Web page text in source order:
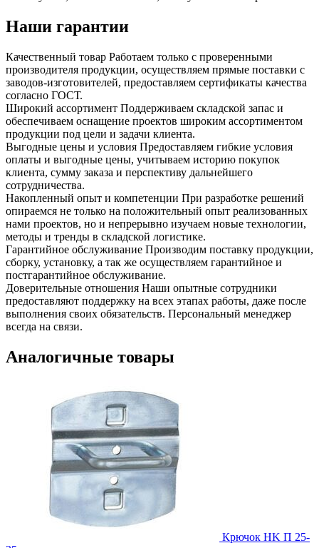
Наши гарантии
Качественный товар Работаем только с проверенными
производителя продукции, осуществляем прямые поставки с
заводов-изготовителей, предоставляем сертификаты качества
согласно ГОСТ.
Широкий ассортимент Поддерживаем складской запас и
обеспечиваем оснащение проектов широким ассортиментом
продукции под цели и задачи клиента.
Выгодные цены и условия Предоставляем гибкие условия
оплаты и выгодные цены, учитываем историю покупок
клиента, сумму заказа и перспективу дальнейшего
сотрудничества.
Накопленный опыт и компетенции При разработке решений
опираемся не только на положительный опыт реализованных
нами проектов, но и непрерывно изучаем новые технологии,
методы и тренды в складской логистике.
Гарантийное обслуживание Производим поставку продукции,
сборку, установку, а так же осуществляем гарантийное и
постгарантийное обслуживание.
Доверительные отношения Наши опытные сотрудники
предоставляют поддержку на всех этапах работы, даже после
выполнения своих обязательств. Персональный менеджер
всегда на связи.
Аналогичные товары
Крючок HK П 25-